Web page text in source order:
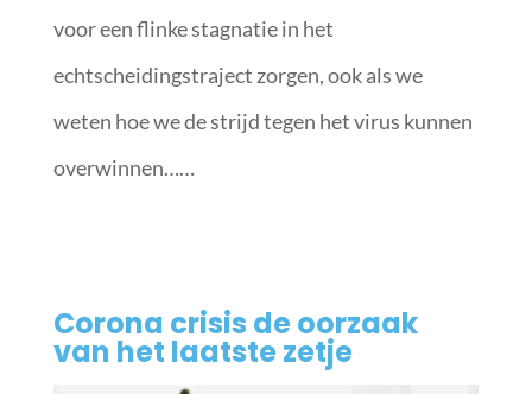
voor een flinke stagnatie in het
echtscheidingstraject zorgen, ook als we
weten hoe we de strijd tegen het virus kunnen
overwinnen……
Corona crisis de oorzaak
van het laatste zetje